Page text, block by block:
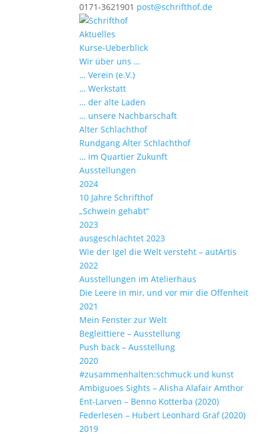
0171-3621901 post@schrifthof.de
Aktuelles
Kurse-Ueberblick
Wir über uns …
… Verein (e.V.)
… Werkstatt
… der alte Laden
… unsere Nachbarschaft
Alter Schlachthof
Rundgang Alter Schlachthof
… im Quartier Zukunft
Ausstellungen
2024
10 Jahre Schrifthof
„Schwein gehabt“
2023
ausgeschlachtet 2023
Wie der Igel die Welt versteht – autArtis
2022
Ausstellungen im Atelierhaus
Die Leere in mir, und vor mir die Offenheit
2021
Mein Fenster zur Welt
Begleittiere – Ausstellung
Push back – Ausstellung
2020
#zusammenhalten:schmuck und kunst
Ambiguoes Sights – Alisha Alafair Amthor
Ent-Larven – Benno Kotterba (2020)
Federlesen – Hubert Leonhard Graf (2020)
2019